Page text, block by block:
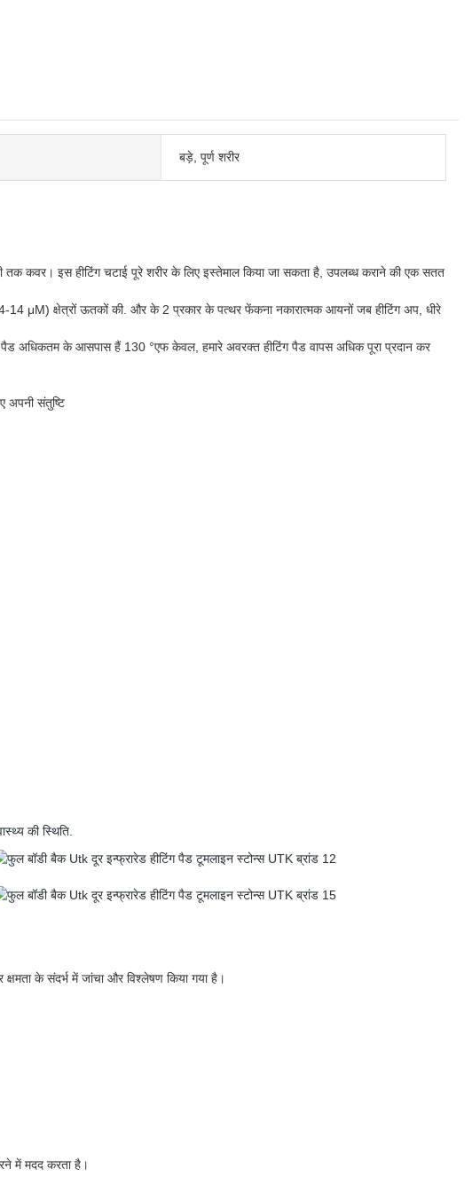
बड़े, पूर्ण शरीर
कवर। इस हीटिंग चटाई पूरे शरीर के लिए इस्तेमाल किया जा सकता है, उपलब्ध कराने की एक सतत
μM) क्षेत्रों ऊतकों की. और के 2 प्रकार के पत्थर फेंकना नकारात्मक आयनों जब हीटिंग अप, धीरे
अधिकतम के आसपास हैं 130 °एफ केवल, हमारे अवरक्त हीटिंग पैड वापस अधिक पूरा प्रदान कर
अपनी संतुष्टि
की स्थिति.
के संदर्भ में जांचा और विश्लेषण किया गया है।
में मदद करता है।